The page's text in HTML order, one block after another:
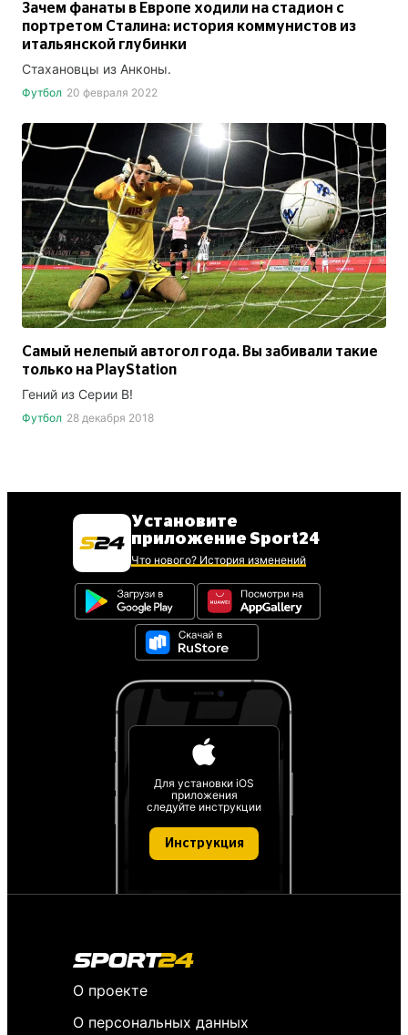
Зачем фанаты в Европе ходили на стадион с
портретом Сталина: история коммунистов из
итальянской глубинки
Стахановцы из Анконы.
Футбол 20 февраля 2022
Самый нелепый автогол года. Вы забивали такие
только на PlayStation
Гений из Серии В!
Футбол 28 декабря 2018
Установите
приложение Sport24
Что нового? История изменений
Для установки iOS
приложения
следуйте инструкции
Инструкция
О проекте
О персональных данных